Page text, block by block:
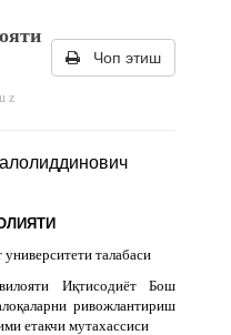
z
Чоп этиш
талабаси
Иқтисодиёт Бош
ривожлантириш
етакчи мутахассиси